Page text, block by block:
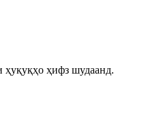
ҳифз шудаанд.